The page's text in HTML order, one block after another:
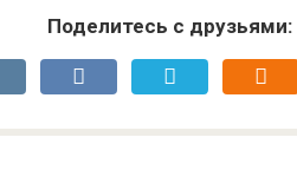
Поделитесь с друзьями: